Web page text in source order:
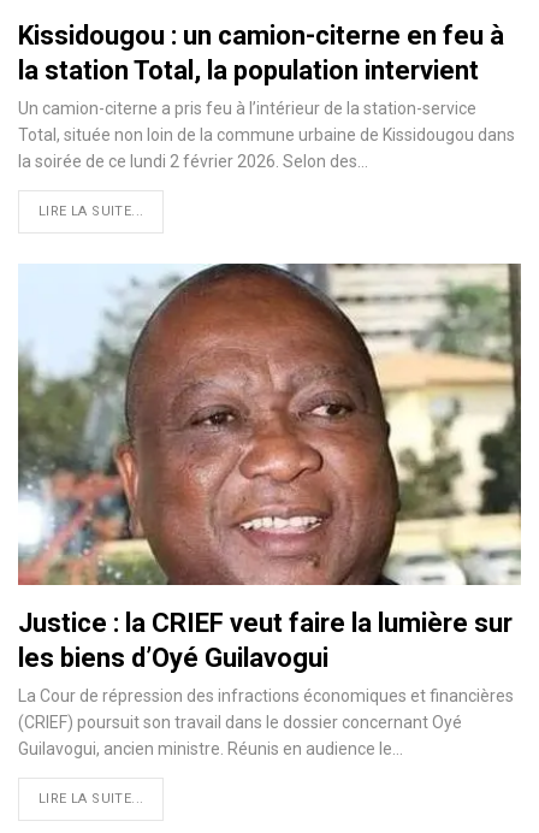
Kissidougou : un camion-citerne en feu à
la station Total, la population intervient
Un camion-citerne a pris feu à l’intérieur de la station-service
Total, située non loin de la commune urbaine de Kissidougou dans
la soirée de ce lundi 2 février 2026. Selon des…
LIRE LA SUITE...
Justice : la CRIEF veut faire la lumière sur
les biens d’Oyé Guilavogui
La Cour de répression des infractions économiques et financières
(CRIEF) poursuit son travail dans le dossier concernant Oyé
Guilavogui, ancien ministre. Réunis en audience le…
LIRE LA SUITE...